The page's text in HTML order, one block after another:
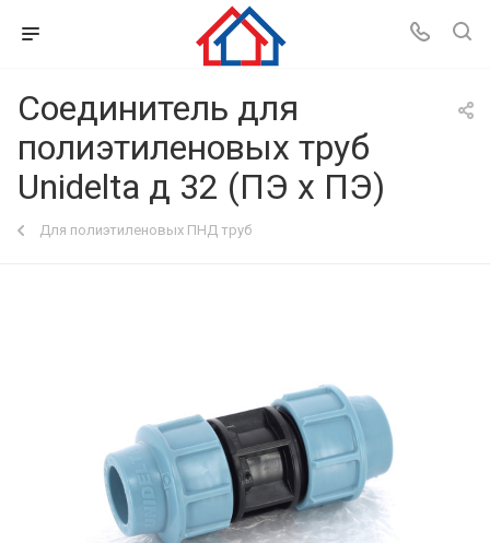
Соединитель для
полиэтиленовых труб
Unidelta д 32 (ПЭ х ПЭ)
Для полиэтиленовых ПНД труб